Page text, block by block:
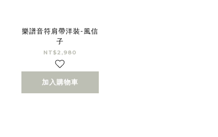
樂譜音符肩帶洋裝-風信
子
NT$2,980
加入購物車